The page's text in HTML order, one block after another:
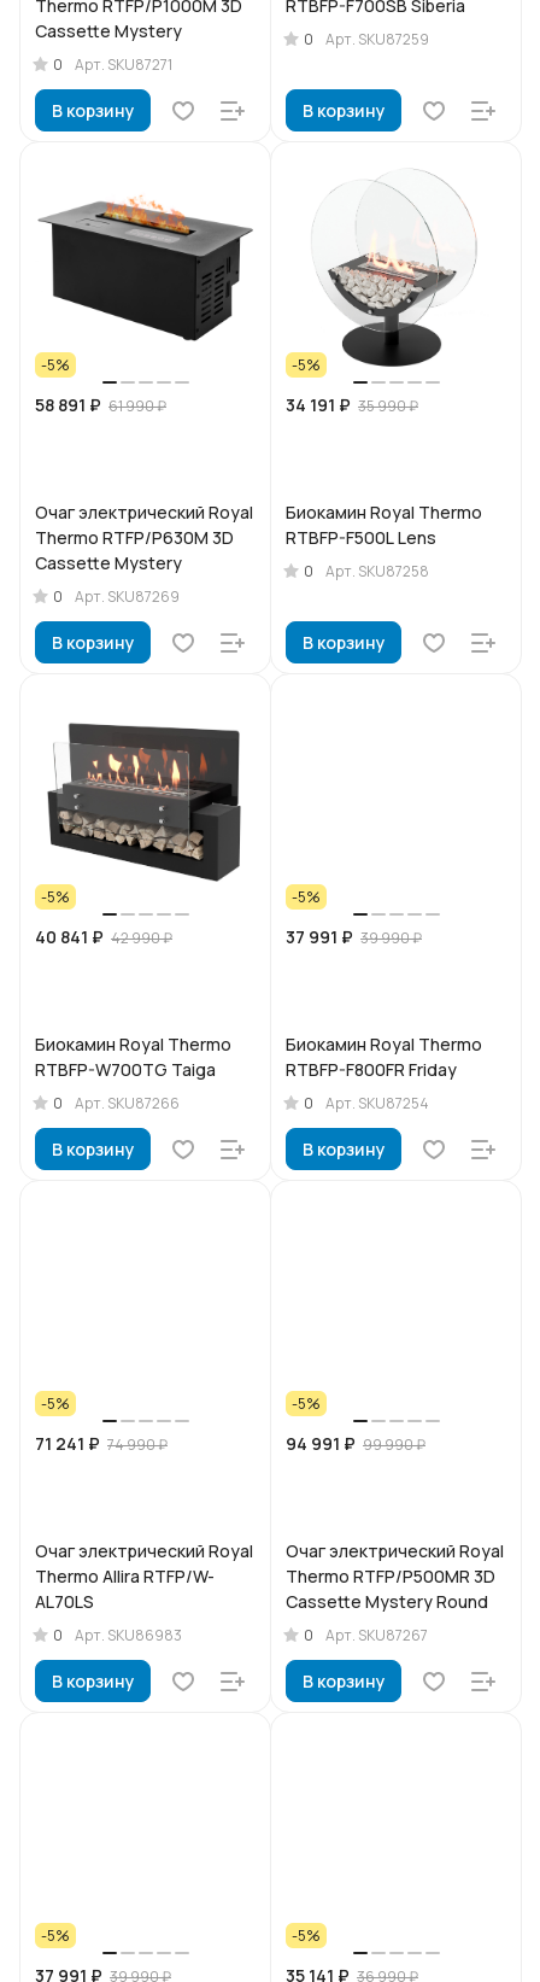
Thermo RTFP/P1000M 3D
Cassette Mystery
0 Арт. SKU87271
В корзину
RTBFP-F700SB Siberia
0 Арт. SKU87259
В корзину
-5%
58 891 ₽ 61 990 ₽
Очаг электрический Royal
Thermo RTFP/P630M 3D
Cassette Mystery
0 Арт. SKU87269
В корзину
-5%
34 191 ₽ 35 990 ₽
Биокамин Royal Thermo
RTBFP-F500L Lens
0 Арт. SKU87258
В корзину
-5%
40 841 ₽ 42 990 ₽
Биокамин Royal Thermo
RTBFP-W700TG Taiga
0 Арт. SKU87266
В корзину
-5%
37 991 ₽ 39 990 ₽
Биокамин Royal Thermo
RTBFP-F800FR Friday
0 Арт. SKU87254
В корзину
-5%
71 241 ₽ 74 990 ₽
Очаг электрический Royal
Thermo Allira RTFP/W-
AL70LS
0 Арт. SKU86983
В корзину
-5%
94 991 ₽ 99 990 ₽
Очаг электрический Royal
Thermo RTFP/P500MR 3D
Cassette Mystery Round
0 Арт. SKU87267
В корзину
-5%
37 991 ₽ 39 990 ₽
-5%
35 141 ₽ 36 990 ₽